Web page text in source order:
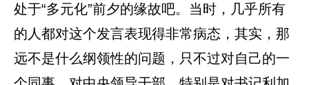
处于“多元化”前夕的缘故吧。当时，几乎所有
的人都对这个发言表现得非常病态，其实，那
远不是什么纲领性的问题，只不过对自己的一